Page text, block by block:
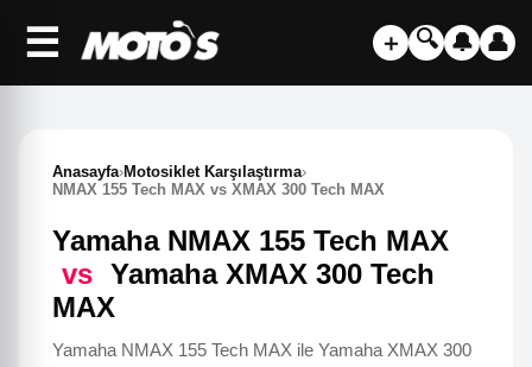
☰ ＋ 🔍 🔔 👤
Anasayfa›Motosiklet Karşılaştırma›
NMAX 155 Tech MAX vs XMAX 300 Tech MAX
Yamaha NMAX 155 Tech MAX
vs Yamaha XMAX 300 Tech
MAX
Yamaha NMAX 155 Tech MAX ile Yamaha XMAX 300